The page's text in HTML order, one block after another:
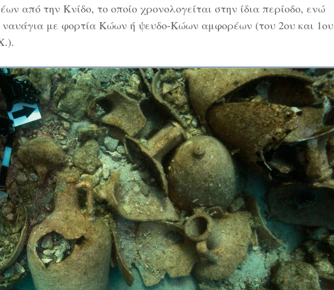
από την Κνίδο, το οποίο χρονολογείται στην ίδια περίοδο, ενώ
ναυάγια με φορτία Κώων ή ψευδο-Κώων αμφορέων (του 2ου και 1ου